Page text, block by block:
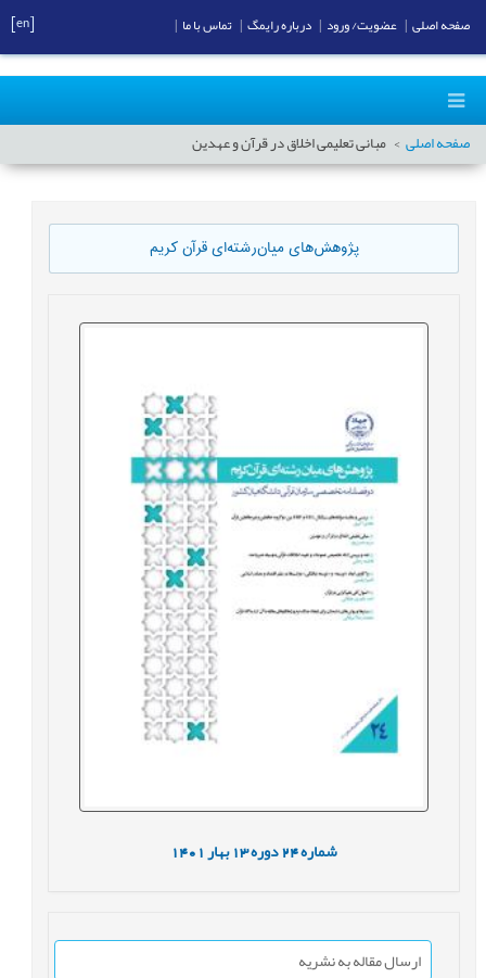
صفحه اصلی مبانی تعلیمی اخلاق در قرآن و عهدین
پژوهش‌های میان‌رشته‌ای قرآن کریم
شماره24 دوره13 بهار1401
ارسال مقاله به نشریه
صفحه اصلی عضویت/ ورود درباره رایمگ تماس با ما